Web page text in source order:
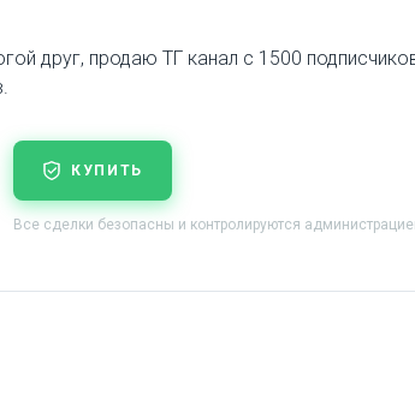
друг, продаю ТГ канал с 1500
КУПИТЬ
Все сделки безопасны и контролируются